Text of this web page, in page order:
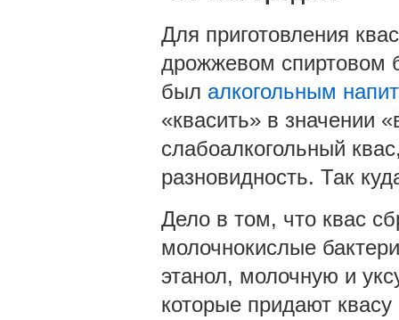
Для приготовления
дрожжевом спиртовом
был алкогольным
«квасить» в значении
слабоалкогольный
разновидность. Так
Дело в том, что квас
молочнокислые
этанол, молочную и
которые придают